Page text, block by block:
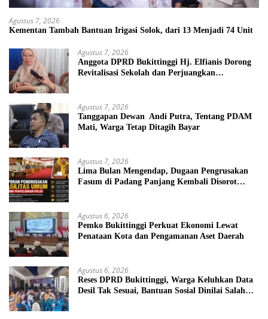
Agustus 7, 2026
Kementan Tambah Bantuan Irigasi Solok, dari 13 Menjadi 74 Unit
Agustus 7, 2026
Anggota DPRD Bukittinggi Hj. Elfianis Dorong
Revitalisasi Sekolah dan Perjuangkan
Agustus 7, 2026
Tanggapan Dewan Andi Putra, Tentang PDAM
Mati, Warga Tetap Ditagih Bayar
Agustus 7, 2026
Lima Bulan Mengendap, Dugaan Pengrusakan
Fasum di Padang Panjang Kembali Disorot
Agustus 6, 2026
Pemko Bukittinggi Perkuat Ekonomi Lewat
Penataan Kota dan Pengamanan Aset Daerah
Agustus 6, 2026
Reses DPRD Bukittinggi, Warga Keluhkan Data
Desil Tak Sesuai, Bantuan Sosial Dinilai Salah